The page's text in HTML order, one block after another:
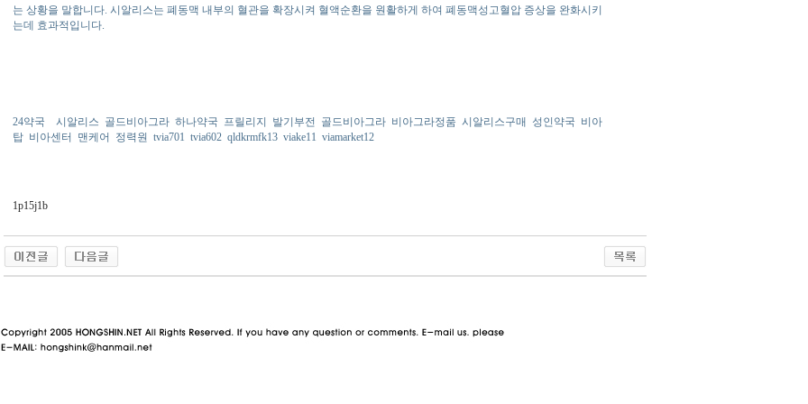
는 상황을 말합니다. 시알리스는 폐동맥 내부의 혈관을 확장시켜 혈액순환을 원활하게 하여 폐동맥성고혈압 증상을 완화시키
는데 효과적입니다.
24약국 시알리스 골드비아그라 하나약국 프릴리지 발기부전 골드비아그라 비아그라정품 시알리스구매 성인약국 비아
탑 비아센터 맨케어 정력원 tvia701 tvia602 qldkrmfk13 viake11 viamarket12
1p15j1b